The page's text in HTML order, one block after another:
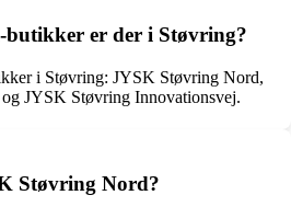
er der i Støvring?
i Støvring: JYSK Støvring Nord,
JYSK Støvring Innovationsvej.
Støvring Nord?